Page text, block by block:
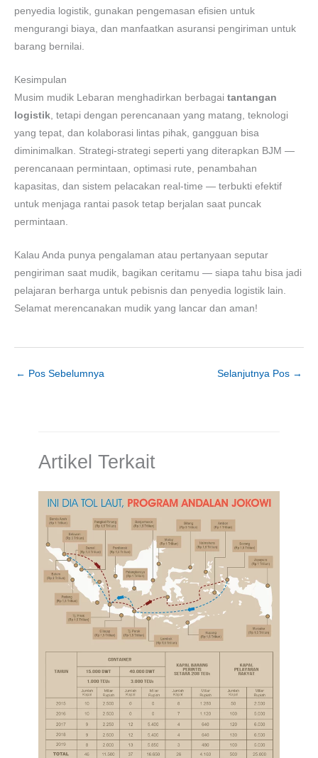
penyedia logistik, gunakan pengemasan efisien untuk
mengurangi biaya, dan manfaatkan asuransi pengiriman untuk
barang bernilai.
Kesimpulan
Musim mudik Lebaran menghadirkan berbagai tantangan
logistik , tetapi dengan perencanaan yang matang, teknologi
yang tepat, dan kolaborasi lintas pihak, gangguan bisa
diminimalkan. Strategi-strategi seperti yang diterapkan BJM —
perencanaan permintaan, optimasi rute, penambahan
kapasitas, dan sistem pelacakan real-time — terbukti efektif
untuk menjaga rantai pasok tetap berjalan saat puncak
permintaan.
Kalau Anda punya pengalaman atau pertanyaan seputar
pengiriman saat mudik, bagikan ceritamu — siapa tahu bisa jadi
pelajaran berharga untuk pebisnis dan penyedia logistik lain.
Selamat merencanakan mudik yang lancar dan aman!
← Pos Sebelumnya Selanjutnya Pos →
Artikel Terkait